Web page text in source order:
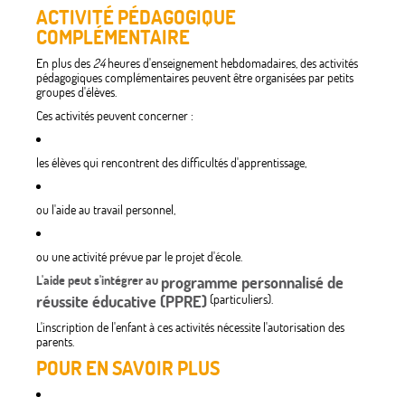
ACTIVITÉ PÉDAGOGIQUE
COMPLÉMENTAIRE
En plus des24heures d'enseignement hebdomadaires, des activités
pédagogiques complémentaires peuvent être organisées par petits
groupes d'élèves.
Ces activités peuvent concerner :
les élèves qui rencontrent des difficultés d'apprentissage,
ou l'aide au travail personnel,
ou une activité prévue par le projet d'école.
L'aide peut s'intégrer au programme personnalisé de
réussite éducative (PPRE)(particuliers).
L'inscription de l'enfant à ces activités nécessite l'autorisation des
parents.
POUR EN SAVOIR PLUS